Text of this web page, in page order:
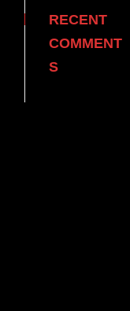
RECENT
COMMENT
S